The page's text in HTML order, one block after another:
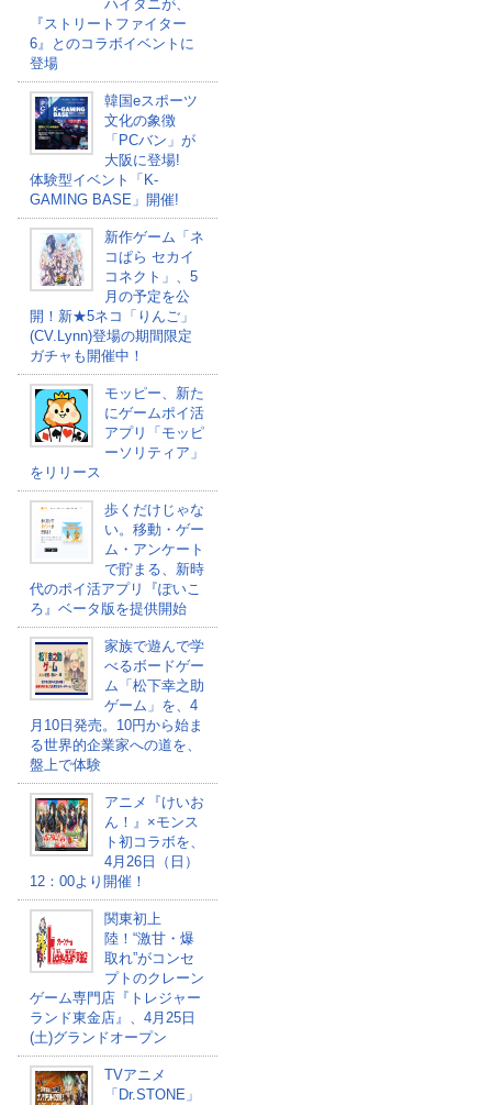
ハイタニが、
『ストリートファイター
6』とのコラボイベントに
登場
韓国eスポーツ
文化の象徴
「PCバン」が
大阪に登場!
体験型イベント「K-
GAMING BASE」開催!
新作ゲーム「ネ
コぱら セカイ
コネクト」、5
月の予定を公
開！新★5ネコ「りんご」
(CV.Lynn)登場の期間限定
ガチャも開催中！
モッピー、新た
にゲームポイ活
アプリ「モッピ
ーソリティア」
をリリース
歩くだけじゃな
い。移動・ゲー
ム・アンケート
で貯まる、新時
代のポイ活アプリ『ぽいこ
ろ』ベータ版を提供開始
家族で遊んで学
べるボードゲー
ム「松下幸之助
ゲーム」を、4
月10日発売。10円から始ま
る世界的企業家への道を、
盤上で体験
アニメ『けいお
ん！』×モンス
ト初コラボを、
4月26日（日）
12：00より開催！
関東初上
陸！“激甘・爆
取れ”がコンセ
プトのクレーン
ゲーム専門店『トレジャー
ランド東金店』、4月25日
(土)グランドオープン
TVアニメ
「Dr.STONE」